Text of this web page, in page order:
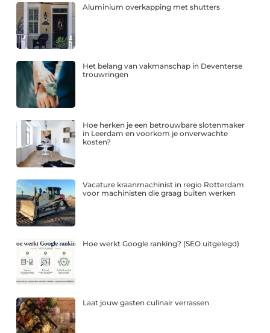
Aluminium overkapping met shutters
Het belang van vakmanschap in Deventerse
trouwringen
Hoe herken je een betrouwbare slotenmaker
in Leerdam en voorkom je onverwachte
kosten?
Vacature kraanmachinist in regio Rotterdam
voor machinisten die graag buiten werken
Hoe werkt Google ranking? (SEO uitgelegd)
Laat jouw gasten culinair verrassen